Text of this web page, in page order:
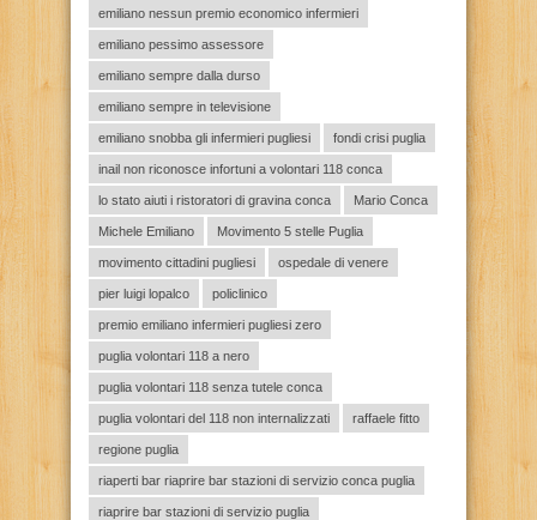
emiliano nessun premio economico infermieri
emiliano pessimo assessore
emiliano sempre dalla durso
emiliano sempre in televisione
emiliano snobba gli infermieri pugliesi fondi crisi puglia
inail non riconosce infortuni a volontari 118 conca
lo stato aiuti i ristoratori di gravina conca Mario Conca
Michele Emiliano Movimento 5 stelle Puglia
movimento cittadini pugliesi ospedale di venere
pier luigi lopalco policlinico
premio emiliano infermieri pugliesi zero
puglia volontari 118 a nero
puglia volontari 118 senza tutele conca
puglia volontari del 118 non internalizzati raffaele fitto
regione puglia
riaperti bar riaprire bar stazioni di servizio conca puglia
riaprire bar stazioni di servizio puglia